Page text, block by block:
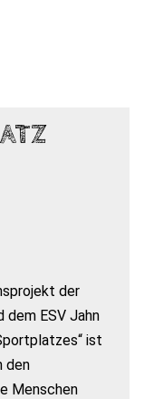
der
dem ESV Jahn
ist
den
Menschen